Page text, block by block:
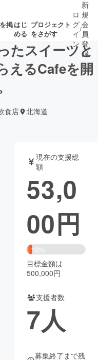
掲はじ
める
プロジェクト
をさがす
終了が近いプ
書籍・雑誌
チャレンジ
CAMPFIRE Creation
コミュニティ
ロ
グ
イ
ン
/
新
規
会
員
登
録
たスイーツと
えるCafeを開
食店 北海道
現在の支援総
額
53,0
00円
10%
目標金額は
500,000円
支援者数
7人
募集終了まで残